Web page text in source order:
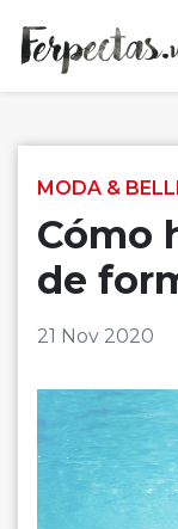
MODA &
Cómo
de
21 Nov 2020